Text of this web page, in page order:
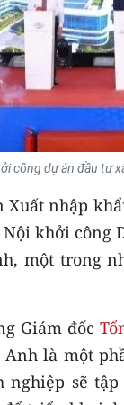
công dự án đầu tư
Xuất nhập
khởi
một trong
Giám đốc
là một
nghiệp sẽ